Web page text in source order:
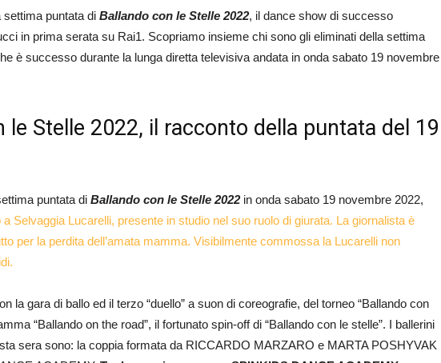
puntata di Ballando con le Stelle 2022, il dance show di successo
in prima serata su Rai1. Scopriamo insieme chi sono gli eliminati della settima
è successo durante la lunga diretta televisiva andata in onda sabato 19 novembre
le Stelle 2022, il racconto della puntata del 19
puntata di Ballando con le Stelle 2022in onda sabato 19 novembre 2022,
Selvaggia Lucarelli, presente in studio nel suo ruolo di giurata. La giornalista è
per la perdita dell’amata mamma. Visibilmente commossa la Lucarelli non
la gara di ballo ed il terzo “duello” a suon di coreografie, del torneo “Ballando con
“Ballando on the road”, il fortunato spin-off di “Ballando con le stelle”. I ballerini
sera sono: la coppia formata da RICCARDO MARZARO e MARTA POSHYVAK